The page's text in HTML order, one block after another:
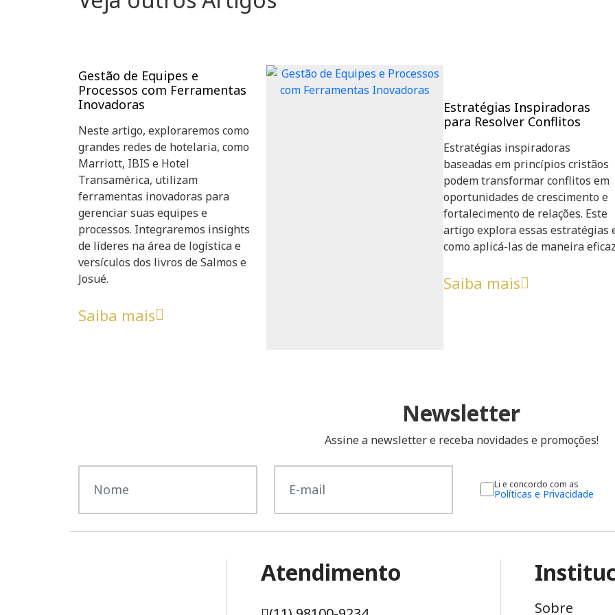
Gestão de Equipes e
Processos com Ferramentas
Inovadoras
Neste artigo, exploraremos como
grandes redes de hotelaria, como
Marriott, IBIS e Hotel
Transamérica, utilizam
ferramentas inovadoras para
gerenciar suas equipes e
processos. Integraremos insights
de líderes na área de logística e
versículos dos livros de Salmos e
Josué.
Saiba mais
Estratégias Inspiradoras
para Resolver Conflitos
Estratégias inspiradoras
baseadas em princípios cristãos
podem transformar conflitos em
oportunidades de crescimento e
fortalecimento de relações. Este
artigo explora essas estratégias
como aplicá-las de maneira
Saiba mais
Newsletter
Assine a newsletter e receba novidades e promoções!
Li e concordo com as
Políticas e Privacidade
Atendimento
Sobre